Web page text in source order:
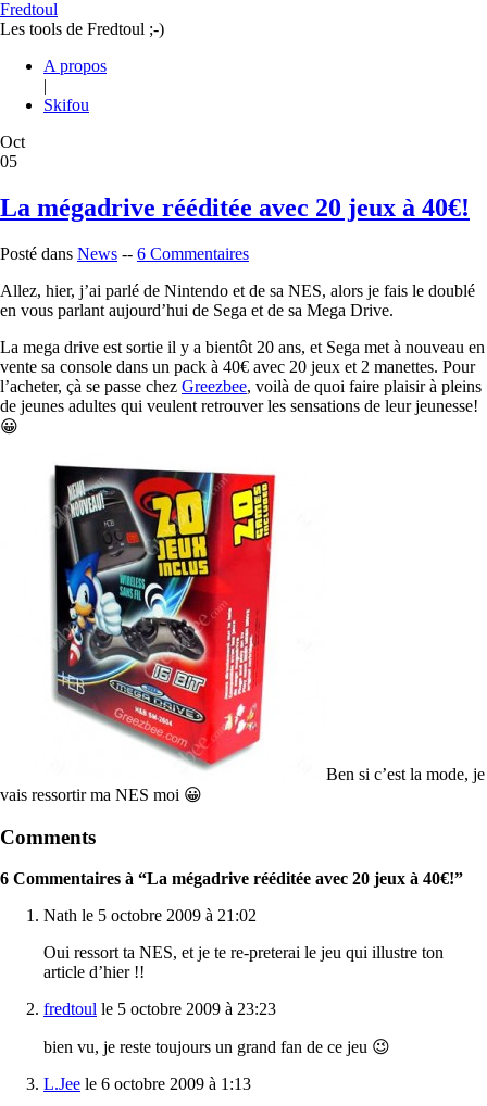
Fredtoul
Les tools de Fredtoul ;-)
A propos
|
Skifou
Oct
05
La mégadrive rééditée avec 20 jeux à 40€!
Posté dans News -- 6 Commentaires
Allez, hier, j’ai parlé de Nintendo et de sa NES, alors je fais le doublé
en vous parlant aujourd’hui de Sega et de sa Mega Drive.
La mega drive est sortie il y a bientôt 20 ans, et Sega met à nouveau en
vente sa console dans un pack à 40€ avec 20 jeux et 2 manettes. Pour
l’acheter, çà se passe chez Greezbee, voilà de quoi faire plaisir à pleins
de jeunes adultes qui veulent retrouver les sensations de leur jeunesse!
😀
Ben si c’est la mode, je
vais ressortir ma NES moi 😀
Comments
6 Commentaires à “La mégadrive rééditée avec 20 jeux à 40€!”
Nath le 5 octobre 2009 à 21:02
Oui ressort ta NES, et je te re-preterai le jeu qui illustre ton
article d’hier !!
fredtoul le 5 octobre 2009 à 23:23
bien vu, je reste toujours un grand fan de ce jeu 😉
L.Jee le 6 octobre 2009 à 1:13